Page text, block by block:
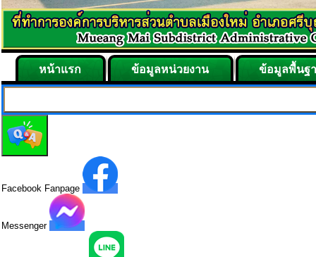
หน้าแรก ข้อมูลหน่วยงาน ข้อมูลพื้นฐ
Facebook Fanpage
Messenger